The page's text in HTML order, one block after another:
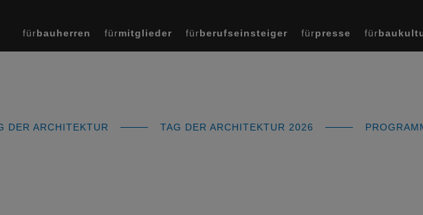
fürbauherren fürmitglieder fürberufseinsteiger fürpresse für
DER ARCHITEKTUR TAG DER ARCHITEKTUR 2026